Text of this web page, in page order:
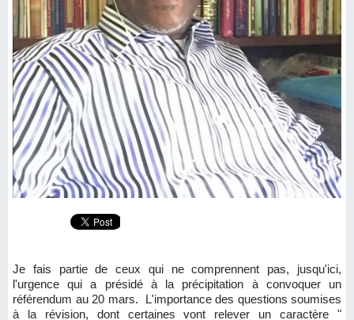
Je fais partie de ceux qui ne comprennent pas, jusqu'ici,
l'urgence qui a présidé à la précipitation à convoquer un
référendum au 20 mars. L'importance des questions soumises
à la révision, dont certaines vont relever un caractère "